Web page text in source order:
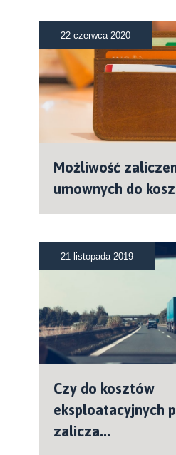
22 czerwca 2020
Możliwość
umownych do
21 listopada 2019
Czy do kosztów
eksploatacyjnych
zalicza...